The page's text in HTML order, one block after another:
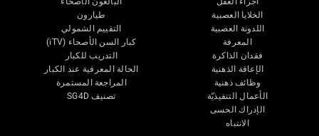
الخلايا العصبية
اللدونة العصبية
المعرفة
فقدان الذاكرة
الإعاقة الذهنية
وظائف ذهنية
الأعمال التنفيذيّة
الإدراك الحسى
الانتباه
طيارون
التقييم الشمولي
كبار السن الأصحاء (iTV)
التدريب للكبار
الحالة المعرفية عند الكبار
المراجعة المستمرة
تصنيف SG4D